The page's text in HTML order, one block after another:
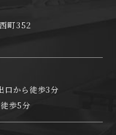
町352
口から徒歩3分
歩5分